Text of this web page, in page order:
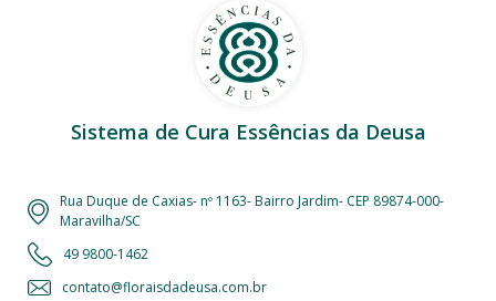
Sistema de Cura Essências da Deusa
Rua Duque de Caxias- nº 1163- Bairro Jardim- CEP 89874-000-
Maravilha/SC
49 9800-1462
contato@floraisdadeusa.com.br